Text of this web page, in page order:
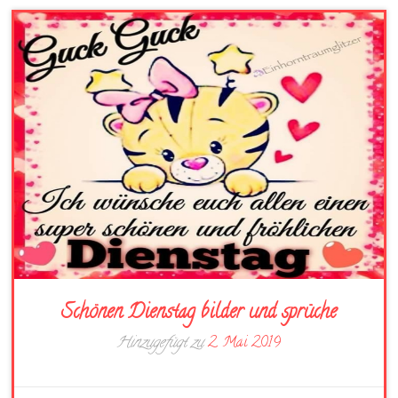
Schönen Dienstag bilder und sprüche
Hinzugefügt zu2. Mai 2019